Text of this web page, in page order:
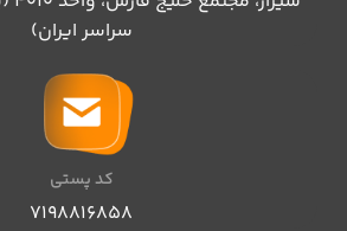
سراسر ایران)
کد پستی
۷۱۹۸۸۱۶۸۵۸